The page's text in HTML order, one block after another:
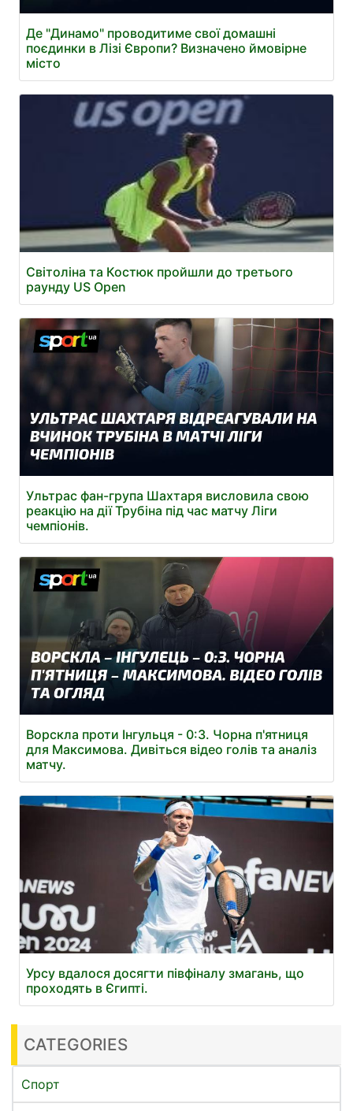
Де "Динамо" проводитиме свої домашні
поєдинки в Лізі Європи? Визначено ймовірне
місто
Світоліна та Костюк пройшли до третього
раунду US Open
Ультрас фан-група Шахтаря висловила свою
реакцію на дії Трубіна під час матчу Ліги
чемпіонів.
Ворскла проти Інгульця - 0:3. Чорна п'ятниця
для Максимова. Дивіться відео голів та аналіз
матчу.
Урсу вдалося досягти півфіналу змагань, що
проходять в Єгипті.
CATEGORIES
Спорт